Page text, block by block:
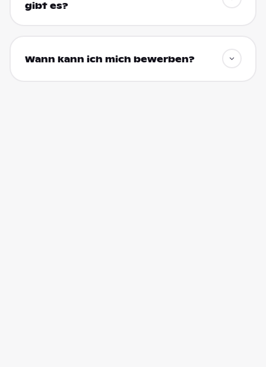
gibt es?
Wann kann ich mich bewerben?